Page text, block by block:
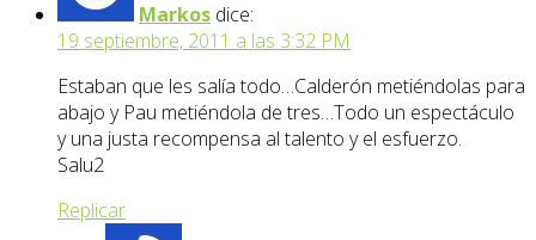
Markos dice:
19 septiembre, 2011 a las 3:32 PM
Estaban que les salía todo…Calderón metiéndolas para
abajo y Pau metiéndola de tres…Todo un espectáculo
y una justa recompensa al talento y el esfuerzo.
Salu2
Replicar